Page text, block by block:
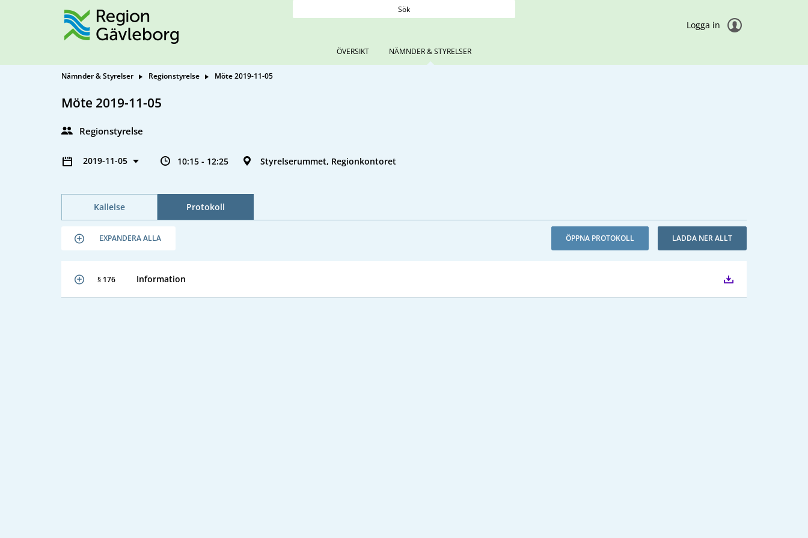
Sök
Logga in
ÖVERSIKT NÄMNDER & STYRELSER
Nämnder & Styrelser Regionstyrelse Möte 2019-11-05
Möte 2019-11-05
Regionstyrelse
2019-11-05 10:15 - 12:25 Styrelserummet, Regionkontoret
Kallelse Protokoll
EXPANDERA ALLA ÖPPNA PROTOKOLL LADDA NER ALLT
§ 176 Information